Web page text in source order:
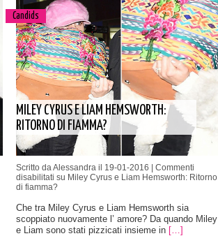
Candids
MILEY CYRUS E LIAM HEMSWORTH:
RITORNO DI FIAMMA?
Scritto da Alessandra il 19-01-2016 | Commenti
disabilitati su Miley Cyrus e Liam Hemsworth: Ritorno
di fiamma?
Che tra Miley Cyrus e Liam Hemsworth sia
scoppiato nuovamente l’ amore? Da quando Miley
e Liam sono stati pizzicati insieme in […]